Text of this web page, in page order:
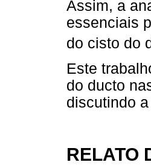
Assim, a
essenciais
do cisto do
Este
do ducto
discutindo
RELATO